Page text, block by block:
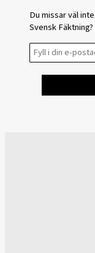
Du missar väl
Svensk Fäktning?